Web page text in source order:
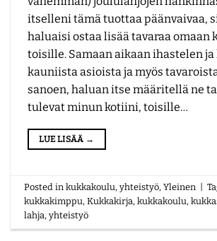
itselleni tämä tuottaa päänvaivaa,
haluaisi ostaa lisää tavaraa omaan
toisille. Samaan aikaan ihastelen
kauniista asioista ja myös
sanoen, haluan itse määritellä ne
tulevat minun kotiini, toisille…
LUE LISÄÄ →
Posted inkukkakoulu,yhteistyö,Yleinen
kukkakimppu,Kukkakirja,kukkakoulu,
lahja,yhteistyö